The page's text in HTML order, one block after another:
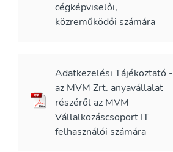
cégképviselői,
közreműködői számára
Adatkezelési Tájékoztató -
az MVM Zrt. anyavállalat
részéről az MVM
Vállalkozáscsoport IT
felhasználói számára